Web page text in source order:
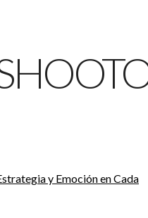
y Emoción en Cada